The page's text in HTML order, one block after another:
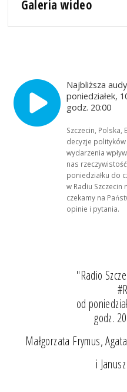
Galeria wideo
Najbliższa
poniedziałek,
godz. 20:00
Szczecin, Polska,
decyzje
wydarzenia
nas
poniedziałku do
w Radiu Szczecin
czekamy na
opinie i pytania.
"Radio
od
godz.
Małgorzata Frymus,
i